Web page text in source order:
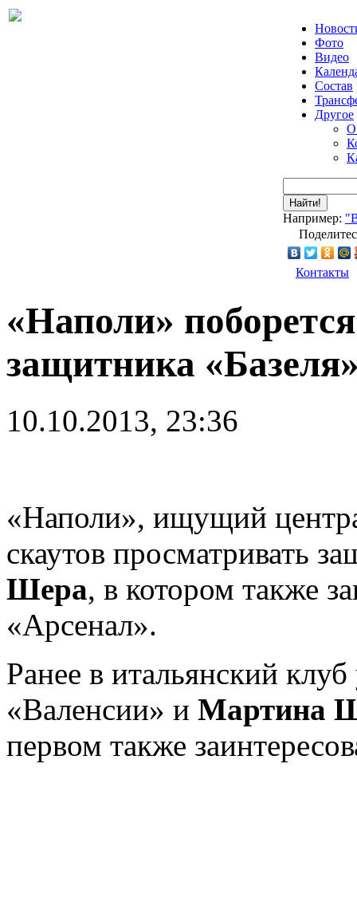
Фото
Видео
Состав
Другое
О
Найти!
Например:
Контакты
«Наполи»
защитника
10.10.2013, 23:36
«Наполи», ищущий
скаутов просматривать
Шера, в котором также
«Арсенал».
Ранее в итальянский
«Валенсии» и Мартина
первом также